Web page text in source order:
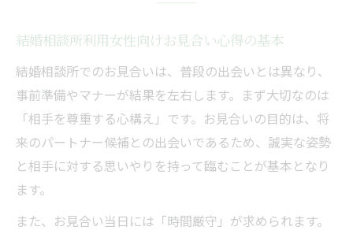
結婚相談所利用女性向けお見合い心得の基本
結婚相談所でのお見合いは、普段の出会いとは異なり、
事前準備やマナーが結果を左右します。まず大切なのは
「相手を尊重する心構え」です。お見合いの目的は、将
来のパートナー候補との出会いであるため、誠実な姿勢
と相手に対する思いやりを持って臨むことが基本となり
ます。
また、お見合い当日には「時間厳守」が求められます。